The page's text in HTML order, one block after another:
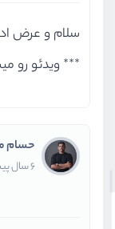
سلام و عرض
*** ویدئو رو
حسام
6 سال پیش